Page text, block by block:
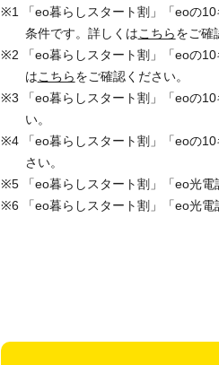
※1 「eo暮らしスタート割」「eoの
条件です。詳しくはこちらをご確
※2 「eo暮らしスタート割」「eoの
はこちらをご確認ください。
※3 「eo暮らしスタート割」「eoの
い。
※4 「eo暮らしスタート割」「eoの
さい。
※5 「eo暮らしスタート割」「eo光電
※6 「eo暮らしスタート割」「eo光電